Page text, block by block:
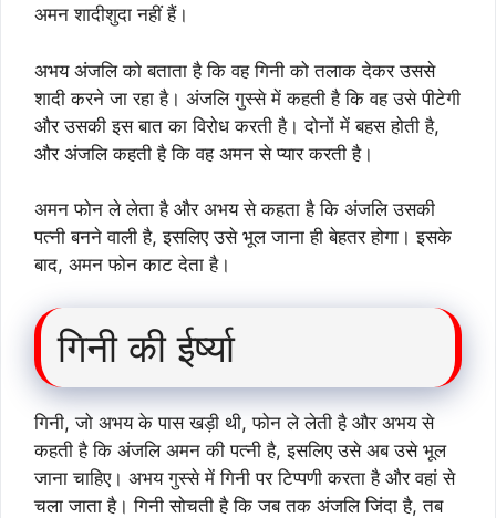
अमन शादीशुदा नहीं हैं।
अभय अंजलि को बताता है कि वह गिनी को तलाक देकर उससे
शादी करने जा रहा है। अंजलि गुस्से में कहती है कि वह उसे पीटेगी
और उसकी इस बात का विरोध करती है। दोनों में बहस होती है,
और अंजलि कहती है कि वह अमन से प्यार करती है।
अमन फोन ले लेता है और अभय से कहता है कि अंजलि उसकी
पत्नी बनने वाली है, इसलिए उसे भूल जाना ही बेहतर होगा। इसके
बाद, अमन फोन काट देता है।
गिनी की ईर्ष्या
गिनी, जो अभय के पास खड़ी थी, फोन ले लेती है और अभय से
कहती है कि अंजलि अमन की पत्नी है, इसलिए उसे अब उसे भूल
जाना चाहिए। अभय गुस्से में गिनी पर टिप्पणी करता है और वहां से
चला जाता है। गिनी सोचती है कि जब तक अंजलि जिंदा है, तब